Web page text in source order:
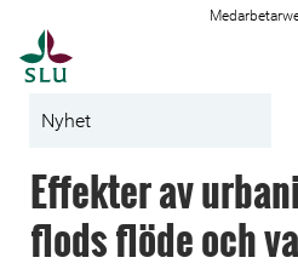
Nyhet
Effekter av
flods flöde och